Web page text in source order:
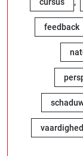
cursus
feedback